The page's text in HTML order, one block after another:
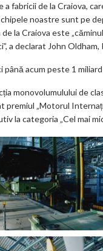
fabricii de la Craiova,
noastre sunt pe
la Craiova este
a declarat John
acum peste 1
monovolumulului de
premiul „Motorul
la categoria „Cel mai